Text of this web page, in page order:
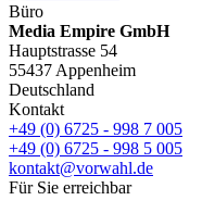
Büro
Media Empire GmbH
Hauptstrasse 54
55437 Appenheim
Deutschland
Kontakt
+49 (0) 6725 - 998 7 005
+49 (0) 6725 - 998 5 005
kontakt@vorwahl.de
Für Sie erreichbar